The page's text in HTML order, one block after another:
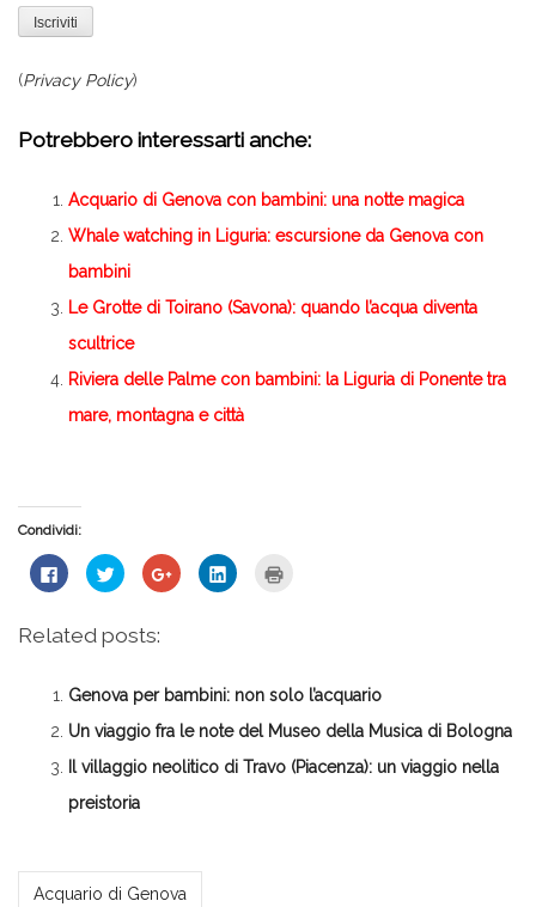
(Privacy Policy)
Potrebbero interessarti anche:
Acquario di Genova con bambini: una notte magica
Whale watching in Liguria: escursione da Genova con
bambini
Le Grotte di Toirano (Savona): quando l’acqua diventa
scultrice
Riviera delle Palme con bambini: la Liguria di Ponente tra
mare, montagna e città
Condividi:
Fai
clic
su
Facebook
una
finestra)
Fai
clic
condividere
su
in
nuova
finestra)
Fai
clic
apre
in
nuova
finestra)
Fai
clic
in
nuova
finestra)
una
nuova
Related posts:
Genova per bambini: non solo l’acquario
Un viaggio fra le note del Museo della Musica di Bologna
Il villaggio neolitico di Travo (Piacenza): un viaggio nella
preistoria
*Redazione*
Acquario di Genova